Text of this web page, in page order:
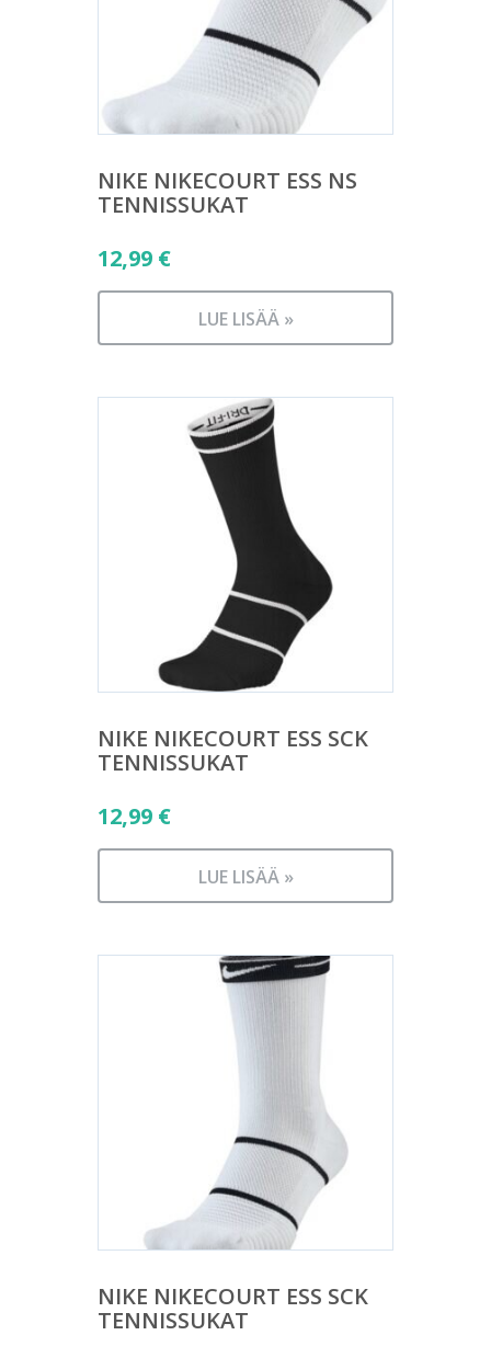
NIKE NIKECOURT ESS NS
TENNISSUKAT
12,99 €
LUE LISÄÄ »
NIKE NIKECOURT ESS SCK
TENNISSUKAT
12,99 €
LUE LISÄÄ »
NIKE NIKECOURT ESS SCK
TENNISSUKAT